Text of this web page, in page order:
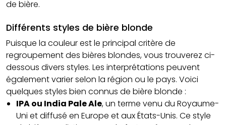
de bière.
Différents styles de bière blonde
Puisque la couleur est le principal critère de
regroupement des bières blondes, vous trouverez ci-
dessous divers styles. Les interprétations peuvent
également varier selon la région ou le pays. Voici
quelques styles bien connus de bière blonde :
IPA ou India Pale Ale, un terme venu du Royaume-
Uni et diffusé en Europe et aux États-Unis. Ce style